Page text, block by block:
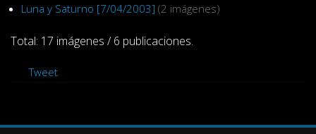
Luna y Saturno [7/04/2003] (2 imágenes)
Total: 17 imágenes / 6 publicaciones.
Tweet